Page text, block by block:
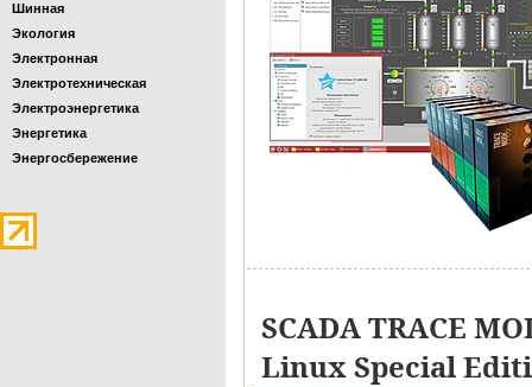
Шинная
Экология
Электронная
Электротехническая
Электроэнергетика
Энергетика
Энергосбережение
SCADA TRACE
Linux Special